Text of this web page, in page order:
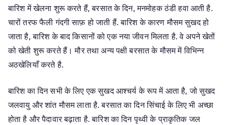
बारिश में खेलना शुरू करते हैं, बरसात के दिन, मनमोहक ठंडी हवा आती है.
चारों तरफ फैली गंदगी साफ़ हो जाती हैं. बारिश के कारण मौसम सुखद हो
जाता है, बारिश के बाद किसानों को एक नया जीवन मिलता है. वे अपने खेतों
को खेती शुरू करते हैं। मौर तथा अन्य पक्षी बरसात के मौसम में विभिन्न
अठखेलियाँ करते है.
बारिश का दिन सभी के लिए एक सुखद आश्चर्य के रूप में आता है, जो सुखद
जलवायु और शांत मौसम लाता है. बरसात का दिन सिंचाई के लिए भी अच्छा
होता है और पैदावार बढ़ाता है. बारिश का दिन पृथ्वी के प्राकृतिक जल